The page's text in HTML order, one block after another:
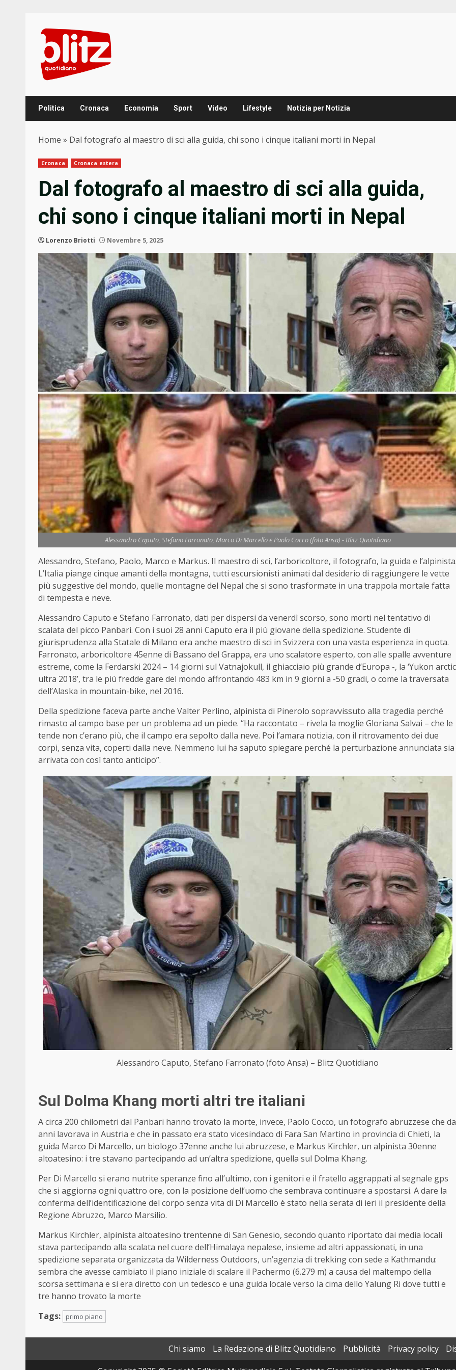
content
Politica Cronaca Economia Sport Video Lifestyle Notizia per Notizia
Home » Dal fotografo al maestro di sci alla guida, chi sono i cinque italiani morti in Nepal
Cronaca Cronaca estera
Dal fotografo al maestro di sci alla guida,
chi sono i cinque italiani morti in Nepal
Lorenzo Briotti Novembre 5, 2025
Alessandro Caputo, Stefano Farronato, Marco Di Marcello e Paolo Cocco (foto Ansa) - Blitz Quotidiano
Alessandro, Stefano, Paolo, Marco e Markus. Il maestro di sci, l’arboricoltore, il fotografo, la guida e
L’Italia piange cinque amanti della montagna, tutti escursionisti animati dal desiderio di raggiungere le vette
più suggestive del mondo, quelle montagne del Nepal che si sono trasformate in una trappola mortale fatta
di tempesta e neve.
Alessandro Caputo e Stefano Farronato, dati per dispersi da venerdì scorso, sono morti nel tentativo di
scalata del picco Panbari. Con i suoi 28 anni Caputo era il più giovane della spedizione. Studente di
giurisprudenza alla Statale di Milano era anche maestro di sci in Svizzera con una vasta esperienza in quota.
Farronato, arboricoltore 45enne di Bassano del Grappa, era uno scalatore esperto, con alle spalle avventure
estreme, come la Ferdarski 2024 – 14 giorni sul Vatnajokull, il ghiacciaio più grande d’Europa -, la ‘Yukon arctic
ultra 2018’, tra le più fredde gare del mondo affrontando 483 km in 9 giorni a -50 gradi, o come la traversata
dell’Alaska in mountain-bike, nel 2016.
Della spedizione faceva parte anche Valter Perlino, alpinista di Pinerolo sopravvissuto alla tragedia perché
rimasto al campo base per un problema ad un piede. “Ha raccontato – rivela la moglie Gloriana Salvai – che le
tende non c’erano più, che il campo era sepolto dalla neve. Poi l’amara notizia, con il ritrovamento dei due
corpi, senza vita, coperti dalla neve. Nemmeno lui ha saputo spiegare perché la perturbazione annunciata sia
arrivata con così tanto anticipo”.
Alessandro Caputo, Stefano Farronato (foto Ansa) – Blitz Quotidiano
Sul Dolma Khang morti altri tre italiani
A circa 200 chilometri dal Panbari hanno trovato la morte, invece, Paolo Cocco, un fotografo abruzzese che da
anni lavorava in Austria e che in passato era stato vicesindaco di Fara San Martino in provincia di Chieti, la
guida Marco Di Marcello, un biologo 37enne anche lui abruzzese, e Markus Kirchler, un alpinista 30enne
altoatesino: i tre stavano partecipando ad un’altra spedizione, quella sul Dolma Khang.
Per Di Marcello si erano nutrite speranze fino all’ultimo, con i genitori e il fratello aggrappati al segnale gps
che si aggiorna ogni quattro ore, con la posizione dell’uomo che sembrava continuare a spostarsi. A dare la
conferma dell’identificazione del corpo senza vita di Di Marcello è stato nella serata di ieri il presidente della
Regione Abruzzo, Marco Marsilio.
Markus Kirchler, alpinista altoatesino trentenne di San Genesio, secondo quanto riportato dai media locali
stava partecipando alla scalata nel cuore dell’Himalaya nepalese, insieme ad altri appassionati, in una
spedizione separata organizzata da Wilderness Outdoors, un’agenzia di trekking con sede a Kathmandu:
sembra che avesse cambiato il piano iniziale di scalare il Pachermo (6.279 m) a causa del maltempo della
scorsa settimana e si era diretto con un tedesco e una guida locale verso la cima dello Yalung Ri dove tutti e
tre hanno trovato la morte
Tags:
primo piano
Chi siamo La Redazione di Blitz Quotidiano Pubblicità Privacy policy